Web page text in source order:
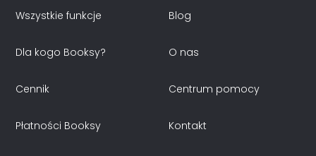
Wszystkie funkcje
Dla kogo Booksy?
Cennik
Płatności Booksy
Blog
O nas
Centrum pomocy
Kontakt